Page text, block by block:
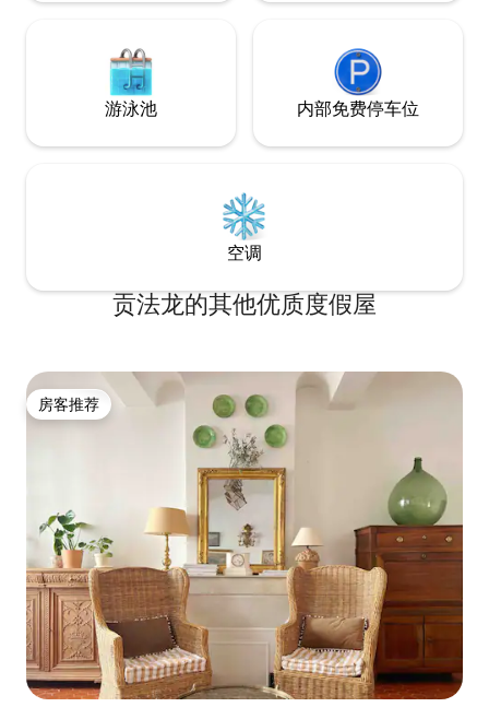
游泳池 内部免费停车位
空调
贡法龙的其他优质度假屋
房客推荐
房客推荐